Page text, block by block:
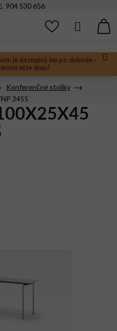
je dostupný len po dohode -
ešte dnes!
904 530 656
Hľadať
Konferenčné stolíky
3455